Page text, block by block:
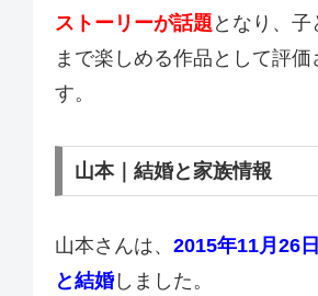
ストーリーが話題 となり、子
まで楽しめる作品として評価
す。
山本｜結婚と家族情報
山本さんは、 2015年11月26
と結婚しました。